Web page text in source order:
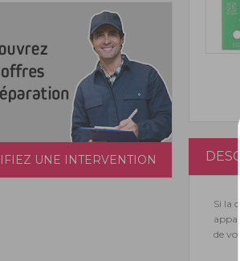
UNE INTERVENTION
Si la
de